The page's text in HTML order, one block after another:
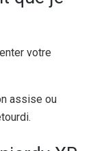
votre
assise ou